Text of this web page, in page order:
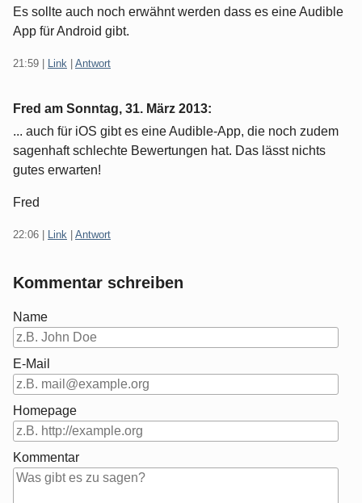
Es sollte auch noch erwähnt werden dass es eine Audible
App für Android gibt.
21:59 Link Antwort
Fred am Sonntag, 31. März 2013:
... auch für iOS gibt es eine Audible-App, die noch zudem
sagenhaft schlechte Bewertungen hat. Das lässt nichts
gutes erwarten!
Fred
22:06 Link Antwort
Kommentar schreiben
Name
E-Mail
Homepage
Kommentar